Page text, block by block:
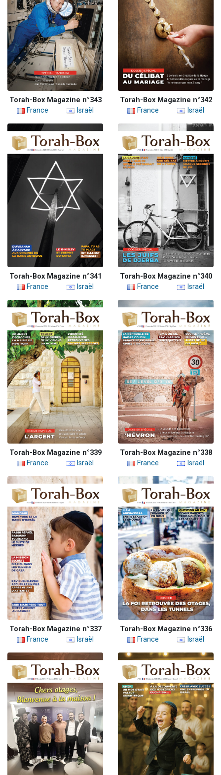
Torah-Box Magazine n°343
France
Israël
Torah-Box Magazine n°342
France
Israël
Torah-Box Magazine n°341
France
Israël
Torah-Box Magazine n°340
France
Israël
Torah-Box Magazine n°339
France
Israël
Torah-Box Magazine n°338
France
Israël
Torah-Box Magazine n°337
France
Israël
Torah-Box Magazine n°336
France
Israël